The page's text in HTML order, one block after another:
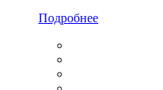
Подробнее